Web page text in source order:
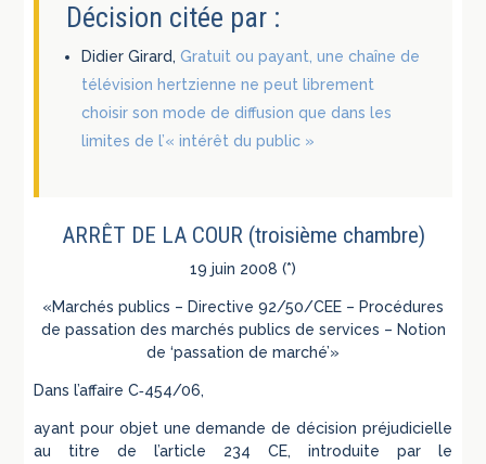
Décision citée par :
Didier Girard,Gratuit ou payant, une chaîne de
télévision hertzienne ne peut librement
choisir son mode de diffusion que dans les
limites de l’« intérêt du public »
ARRÊT DE LA COUR (troisième chambre)
19 juin 2008 (*)
«Marchés publics – Directive 92/50/CEE – Procédures
de passation des marchés publics de services – Notion
de ‘passation de marché’»
Dans l’affaire C‑454/06,
ayant pour objet une demande de décision préjudicielle
au titre de l’article 234 CE, introduite par le